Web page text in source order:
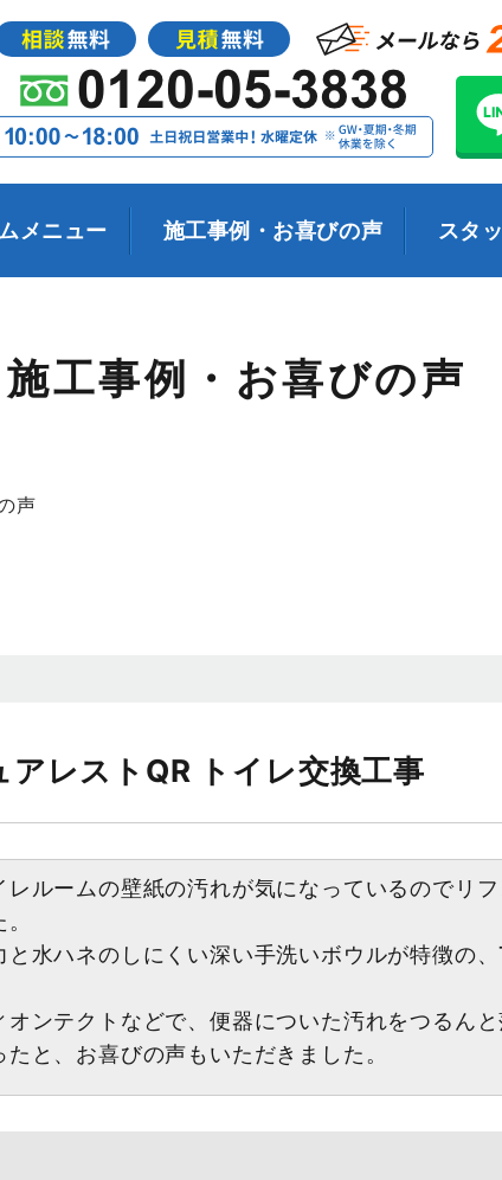
メニュー 施工事例・お喜びの声 スタ
施工事例・お喜びの声
声
レストQR トイレ交換工事
レルームの壁紙の汚れが気になっているのでリ
水ハネのしにくい深い手洗いボウルが特徴の
オンテクトなどで、便器についた汚れをつるん
と、お喜びの声もいただきました。